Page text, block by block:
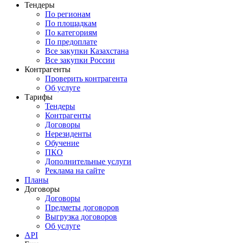
Тендеры
По регионам
По площадкам
По категориям
По предоплате
Все закупки Казахстана
Все закупки России
Контрагенты
Проверить контрагента
Об услуге
Тарифы
Тендеры
Контрагенты
Договоры
Нерезиденты
Обучение
ПКО
Дополнительные услуги
Реклама на сайте
Планы
Договоры
Договоры
Предметы договоров
Выгрузка договоров
Об услуге
API